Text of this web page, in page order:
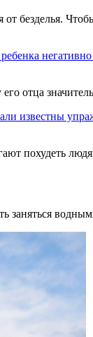
безделья.
отца
известны
похудеть
заняться